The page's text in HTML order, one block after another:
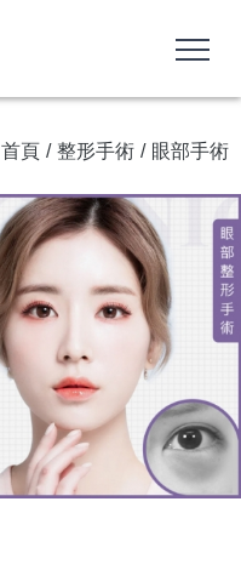
首頁 / 整形手術 / 眼部手術